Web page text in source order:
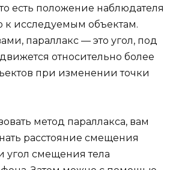
есть положение наблюдателя
исследуемым объектам.
параллакс — это угол, под
относительно более
при изменении точки
метод параллакса, вам
расстояние смещения
угол смещения тела